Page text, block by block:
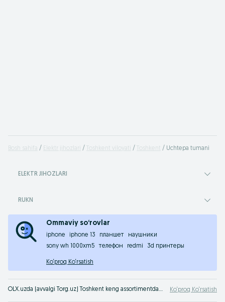
Bosh sahifa Elektr jihozlari Toshkent viloyati Toshkent Uchtepa tumani
ELEKTR JIHOZLARI
RUKN
Ommaviy so‘rovlar
iphone iphone 13 планшет
наушники
sony wh 1000xm5
телефон redmi 3d принтеры
Ko‘proq Ko‘rsatish
OLX.uzda (avvalgi Torg.uz) Toshkent keng assortimentdagi maishiy texnika savdosi. E‘lonlar taxtamizga kir - yangi elekronika va fb maishiy texnika sotib ol. Maishiy texnika uchun eng yaxshi narxlar - faqat OLX.uzda (avvalgi Torg) Toshkent ! Ko‘proq Ko‘rsatish